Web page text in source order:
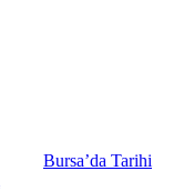
Bursa’da Tarihi